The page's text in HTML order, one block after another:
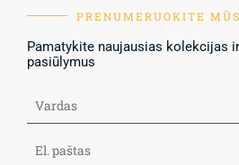
PRENUMERUOKITE
Pamatykite naujausias kolekcijas
pasiūlymus